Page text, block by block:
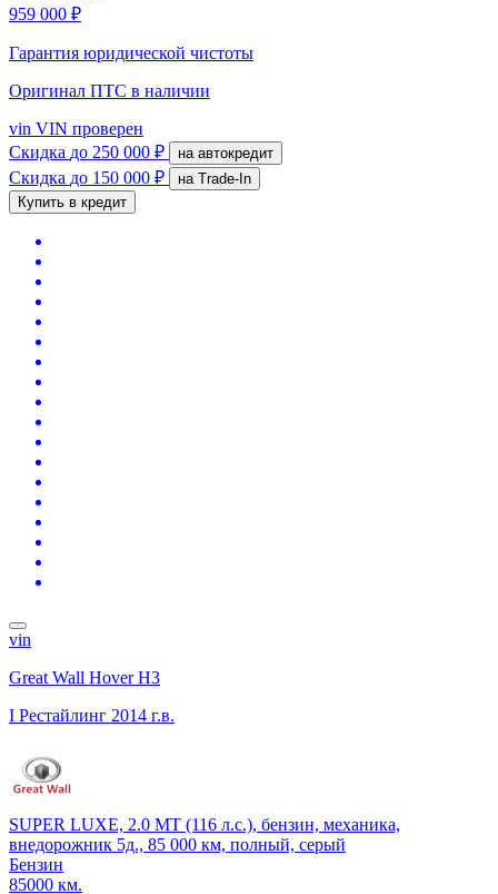
959 000 ₽
Гарантия юридической чистоты
Оригинал ПТС в наличии
vin VIN проверен
Скидка до 250 000 ₽ на автокредит
Скидка до 150 000 ₽
на Trade-In
Купить в кредит
vin
Great Wall Hover H3
I Рестайлинг 2014 г.в.
SUPER LUXE, 2.0 MT (116 л.с.), бензин, механика,
внедорожник 5д., 85 000 км, полный, серый
Бензин
85000 км.